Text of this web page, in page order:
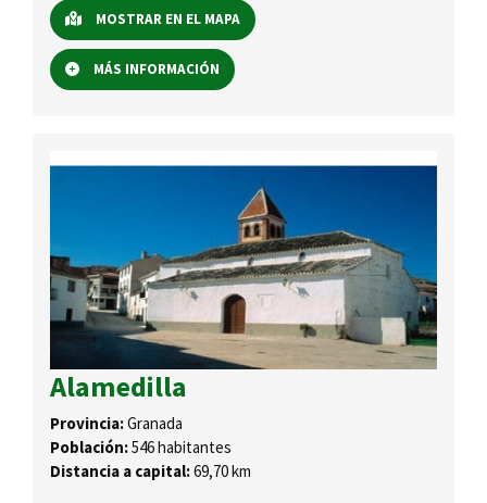
MOSTRAR EN EL MAPA
MÁS INFORMACIÓN
Alamedilla
Provincia:Granada
Población:546 habitantes
Distancia a capital:69,70 km